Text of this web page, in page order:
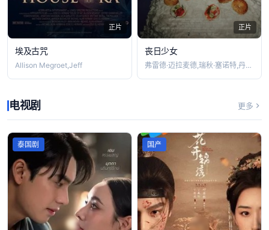
正片
埃及古咒
Allison Megroet,Jeff
正片
丧日少女
弗雷德·迈拉麦德,瑞秋·塞诺特,丹尼·德
电视剧 更多
泰国剧 国产